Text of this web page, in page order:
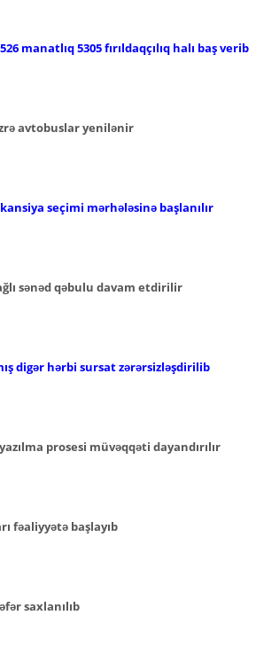
manatlıq 5305 fırıldaqçılıq halı baş verib
avtobuslar yenilənir
seçimi mərhələsinə başlanılır
sənəd qəbulu davam etdirilir
digər hərbi sursat zərərsizləşdirilib
prosesi müvəqqəti dayandırılır
fəaliyyətə başlayıb
saxlanılıb